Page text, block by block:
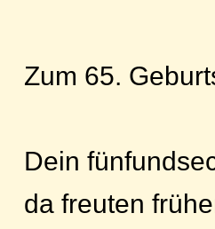
Zum 65.
Dein
da freuten